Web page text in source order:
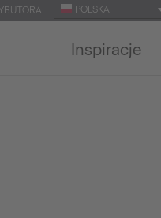
POLSKA
Inspiracje